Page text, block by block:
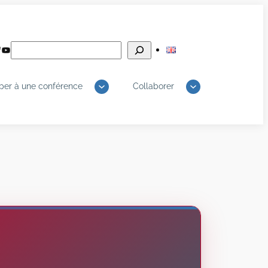
YouTube
à une conférence Collaborer